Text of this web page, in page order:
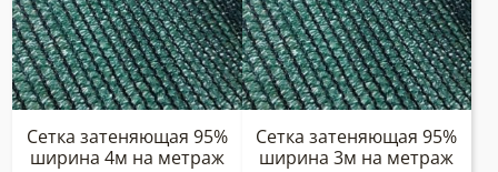
Сетка затеняющая 95%
ширина 4м на метраж
Сетка затеняющая 95%
ширина 3м на метраж